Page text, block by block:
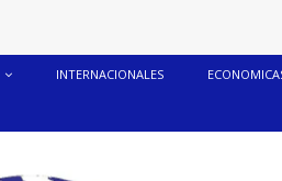
INTERNACIONALES